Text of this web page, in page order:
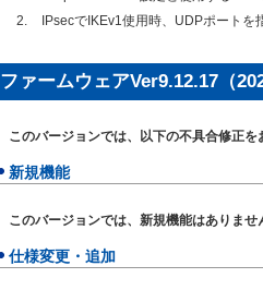
IPsecでIKEv1使用時、UDPポートを
ファームウェアVer9.12.17（
このバージョンでは、以下の不具合修正を
新規機能
このバージョンでは、新規機能はありませ
仕様変更・追加